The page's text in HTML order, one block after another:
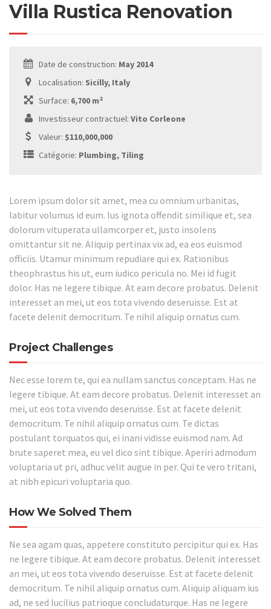
Villa Rustica Renovation
Date de construction: May 2014
Localisation: Sicilly, Italy
Surface: 6,700 m2
Investisseur contractuel: Vito Corleone
Valeur: $110,000,000
Catégorie: Plumbing, Tiling
Lorem ipsum dolor sit amet, mea cu omnium urbanitas,
labitur volumus id eum. Ius ignota offendit similique et, sea
dolorum vituperata ullamcorper et, justo insolens
omittantur sit ne. Aliquip pertinax vix ad, ea eos euismod
officiis. Utamur minimum repudiare qui ex. Rationibus
theophrastus his ut, eum iudico pericula no. Mei id fugit
dolor. Has ne legere tibique. At eam decore probatus. Delenit
interesset an mei, ut eos tota vivendo deseruisse. Est at
facete delenit democritum. Te nihil aliquip ornatus cum.
Project Challenges
Nec esse lorem te, qui ea nullam sanctus conceptam. Has ne
legere tibique. At eam decore probatus. Delenit interesset an
mei, ut eos tota vivendo deseruisse. Est at facete delenit
democritum. Te nihil aliquip ornatus cum. Te dictas
postulant torquatos qui, ei inani vidisse euismod nam. Ad
brute saperet mea, eu vel dico sint tibique. Aperiri admodum
voluptaria ut pri, adhuc velit augue in per. Qui te vero tritani,
at nibh epicuri voluptaria quo.
How We Solved Them
Ne sea agam quas, appetere constituto percipitur qui ex. Has
ne legere tibique. At eam decore probatus. Delenit interesset
an mei, ut eos tota vivendo deseruisse. Est at facete delenit
democritum. Te nihil aliquip ornatus cum. Aliquip aliquam ius
ad, ne sed lucilius patrioque concludaturque. Has ne legere